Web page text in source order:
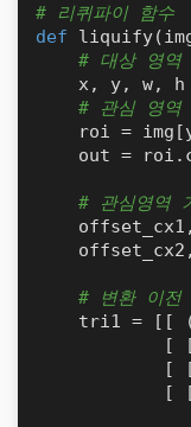
# 리퀴파이 함수
def
liquify(
# 대상 영역
x, y, w,
# 관심 영역
roi =
out =
# 관심영역
# 변환 이전
tri1 = [[
[
[
[